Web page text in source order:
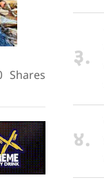
Shares
३.
४.